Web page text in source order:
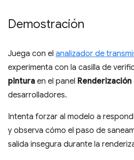
Demostración
Juega con el analizador de
experimenta con la casilla de
pintura en el panel Renderización
desarrolladores.
Intenta forzar al modelo a
y observa cómo el paso de
salida insegura durante la